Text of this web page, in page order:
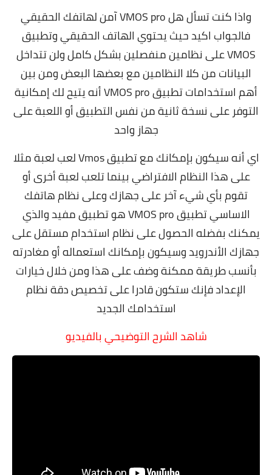
واذا كنت تسأل هل VMOS pro آمن لهاتفك الحقيقي
فالجواب اكيد حيث يحتوي الهاتف الحقيقي وتطبيق
VMOS على نظامين منفصلين بشكل كامل ولن تتداخل
البيانات من كلا النظامين مع بعضها البعض ومن بين
أهم استخدامات تطبيق VMOS pro أنه يتيح لك إمكانية
التوفر على نسخة ثانية من نفس التطبيق أو اللعبة على
جهاز واحد
اي أنه سيكون بإمكانك مع تطبيق Vmos لعب لعبة مثلا
على هذا النظام الافتراضي بينما تلعب لعبة أخرى أو
تقوم بأي شيء آخر على جهازك وعلى نظام هاتفك
الاساسي تطبيق VMOS pro هو تطبيق مفيد والذي
يمكنك بفضله الحصول على نظام استخدام مستقل على
جهازك الأندرويد وسيكون بإمكانك استعماله أو مغادرته
بأنسب طريقة ممكنة وضف على هذا ومن خلال خيارات
الإعداد فإنك ستكون قادرا على تخصيص دقة نظام
استخدامك الجديد
شاهد الشرح التوضيحي بالفيديو